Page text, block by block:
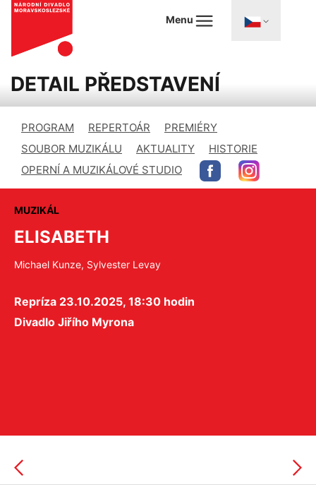
Menu
DETAIL PŘEDSTAVENÍ
PROGRAM REPERTOÁR
PREMIÉRY
SOUBOR MUZIKÁLU
AKTUALITY
HISTORIE
OPERNÍ A MUZIKÁLOVÉ STUDIO
MUZIKÁL
ELISABETH
Michael Kunze, Sylvester Levay
Repríza 23.10.2025, 18:30 hodin
Divadlo Jiřího Myrona